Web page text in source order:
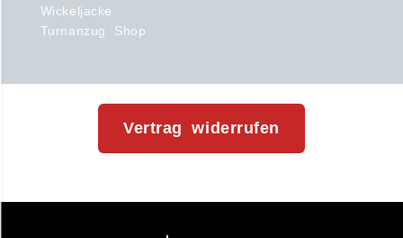
Wickeljacke
Turnanzug Shop
Vertrag widerrufen